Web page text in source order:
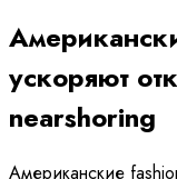
ускоряют
nearshoring
Американские